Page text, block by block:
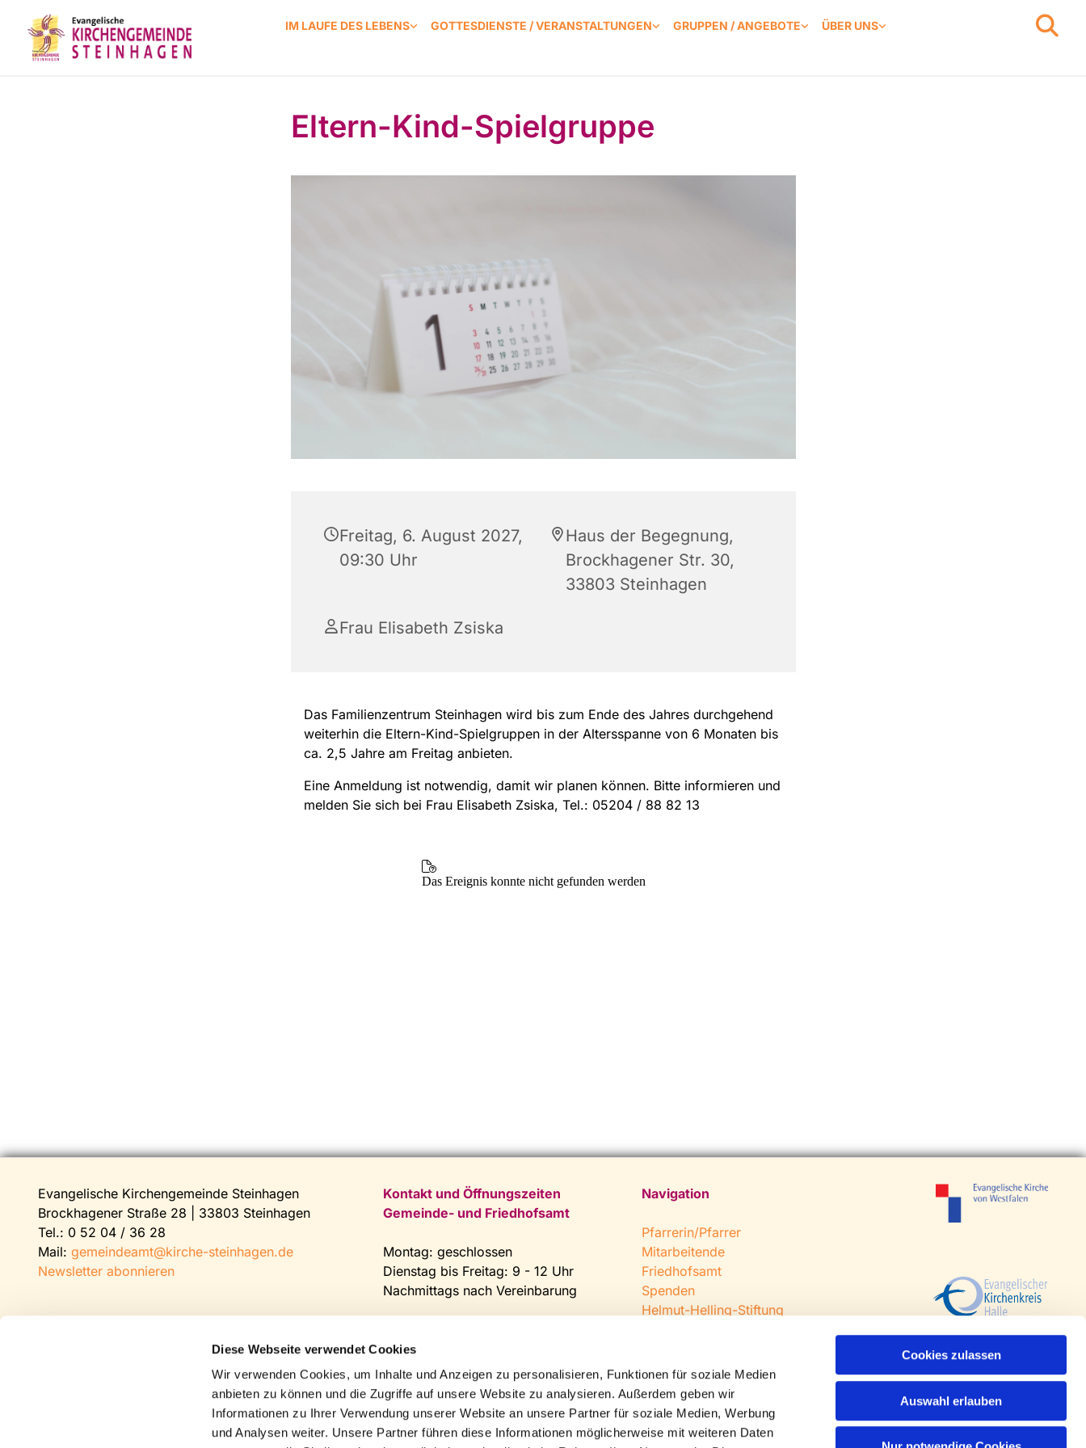
Diese Webseite verwendet Cookies
Wir verwenden Cookies, um Inhalte und Anzeigen zu personalisieren, Funktionen für soziale Medien
anbieten zu können und die Zugriffe auf unsere Website zu analysieren. Außerdem geben wir
Informationen zu Ihrer Verwendung unserer Website an unsere Partner für soziale Medien, Werbung
und Analysen weiter. Unsere Partner führen diese Informationen möglicherweise mit weiteren Daten
Cookies zulassen
Auswahl erlauben
IM LAUFE DES LEBENS GOTTESDIENSTE / VERANSTALTUNGEN GRUPPEN / ANGEBOTE ÜBER UNS
Eltern-Kind-Spielgruppe
Freitag, 6. August 2027,
09:30 Uhr
Haus der Begegnung,
Brockhagener Str. 30,
33803 Steinhagen
Frau Elisabeth Zsiska
Das Familienzentrum Steinhagen wird bis zum Ende des Jahres durchgehend
weiterhin die Eltern-Kind-Spielgruppen in der Altersspanne von 6 Monaten bis
ca. 2,5 Jahre am Freitag anbieten.
Eine Anmeldung ist notwendig, damit wir planen können. Bitte informieren und
melden Sie sich bei Frau Elisabeth Zsiska, Tel.: 05204 / 88 82 13
Evangelische Kirchengemeinde Steinhagen
Brockhagener Straße 28 | 33803 Steinhagen
Tel.: 0 52 04 / 36 28
Mail: gemeindeamt@kirche-steinhagen.de
Newsletter abonnieren
Kontakt und Öffnungszeiten
Gemeinde- und Friedhofsamt
Montag: geschlossen
Dienstag bis Freitag: 9 - 12 Uhr
Nachmittags nach Vereinbarung
Fax: 0 52 04 / 25 65
Mail: gemeindeamt@kirche-
steinhagen.de
Navigation
Pfarrerin/Pfarrer
Mitarbeitende
Friedhofsamt
Spenden
Helmut-Helling-Stiftung